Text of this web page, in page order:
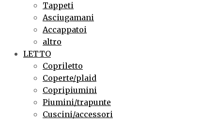
Tappeti
Asciugamani
Accappatoi
altro
LETTO
Copriletto
Coperte/plaid
Copripiumini
Piumini/trapunte
Cuscini/accessori